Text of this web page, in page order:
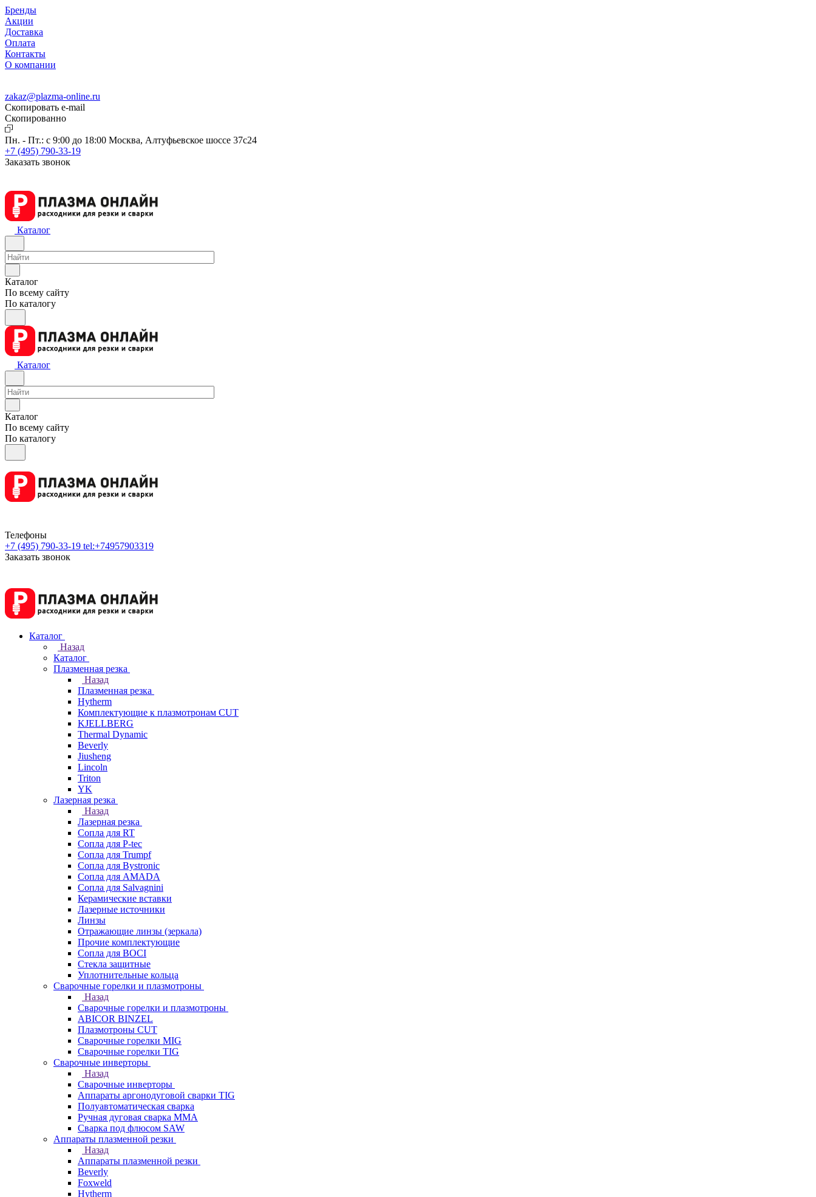
Бренды
Акции
Доставка
Оплата
Контакты
О компании
zakaz@plazma-online.ru
Скопировать e-mail
Cкопированно
Пн. - Пт.: с 9:00 до 18:00 Москва, Алтуфьевское шоссе 37с24
+7 (495) 790-33-19
Заказать звонок
Каталог
Каталог
По всему сайту
По каталогу
Каталог
Каталог
По всему сайту
По каталогу
Телефоны
+7 (495) 790-33-19 tel:+74957903319
Заказать звонок
Каталог
Назад
Каталог
Плазменная резка
Назад
Плазменная резка
Hytherm
Комплектующие к плазмотронам CUT
KJELLBERG
Thermal Dynamic
Beverly
Jiusheng
Lincoln
Triton
YK
Лазерная резка
Назад
Лазерная резка
Сопла для RT
Сопла для P-tec
Сопла для Trumpf
Сопла для Bystronic
Сопла для AMADA
Сопла для Salvagnini
Керамические вставки
Лазерные источники
Линзы
Отражающие линзы (зеркала)
Прочие комплектующие
Сопла для BOCI
Стекла защитные
Уплотнительные кольца
Сварочные горелки и плазмотроны
Назад
Сварочные горелки и плазмотроны
ABICOR BINZEL
Плазмотроны CUT
Сварочные горелки MIG
Сварочные горелки TIG
Сварочные инверторы
Назад
Сварочные инверторы
Аппараты аргонодуговой сварки TIG
Полуавтоматическая сварка
Ручная дуговая сварка MMA
Сварка под флюсом SAW
Аппараты плазменной резки
Назад
Аппараты плазменной резки
Beverly
Foxweld
Hytherm